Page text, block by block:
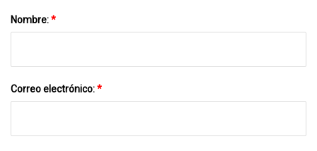
Nombre:*
Correo electrónico:*